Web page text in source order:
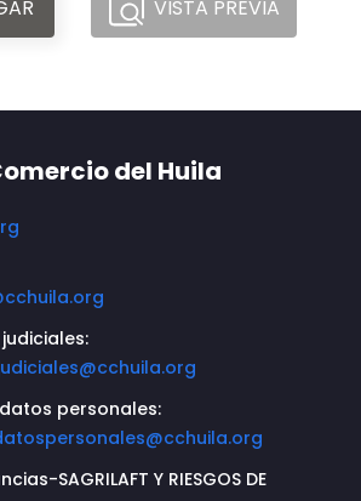
VISTA PREVIA
del Huila
personales:
SAGRILAFT Y RIESGOS DE